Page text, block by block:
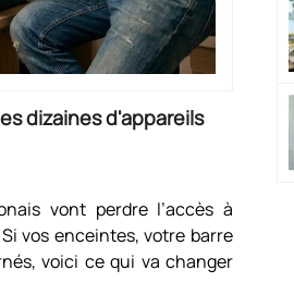
dizaines d'appareils
vont perdre l’accès à
vos enceintes, votre barre
voici ce qui va changer